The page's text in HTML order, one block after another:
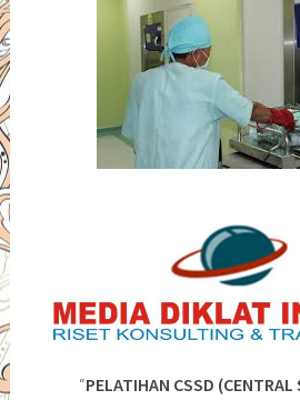
“PELATIHAN CSSD (CENTRAL